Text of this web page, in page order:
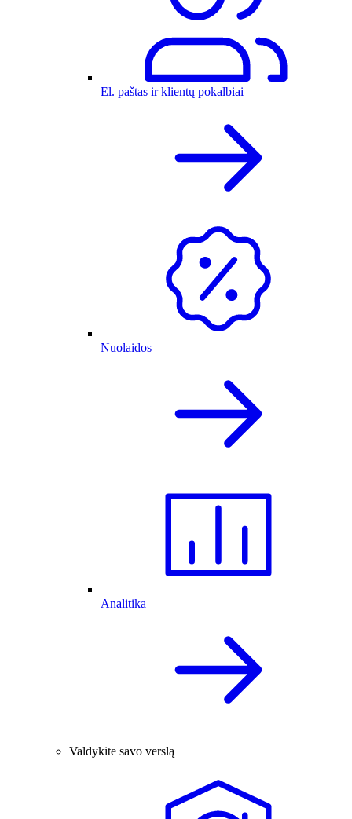
El. paštas ir klientų pokalbiai
Nuolaidos
Analitika
Valdykite savo verslą